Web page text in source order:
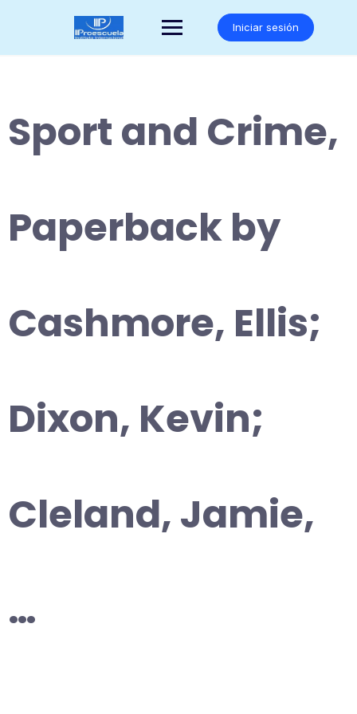
Iniciar sesión
Sport and Crime,
Paperback by
Cashmore, Ellis;
Dixon, Kevin;
Cleland, Jamie,
…